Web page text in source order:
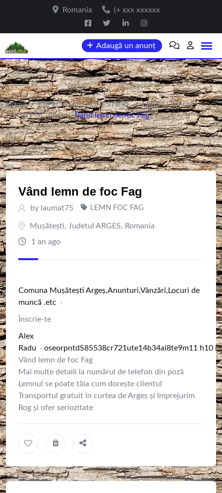
Romania (+ xxx xxxxxx
Adaugă un anunț
Home / EXPLOATARI FORESTIERE / LEMN DE FOC /
LEMN FOC FAG / Vând lemn de foc Fag
Vând lemn de foc Fag
by laumat75 LEMN FOC FAG
Mușătești, Judetul ARGES, Romania
1 an ago
Comuna Muşăteşti Argeș,Anunturi,Vânzări,Locuri de
muncă .etc
·
Înscrie-te
Alex
Radu
· oseorpntdS85538cr721 ute1 4b34ai8te9m1 1 h1 0 i7
Vând lemn de foc Fag
Mai multe detalii la numărul de telefon din poză
Lemnul se poate tăia cum dorește clientul
Transportul gratuit in curtea de Argeș și împrejurim
Rog și ofer seriozitate